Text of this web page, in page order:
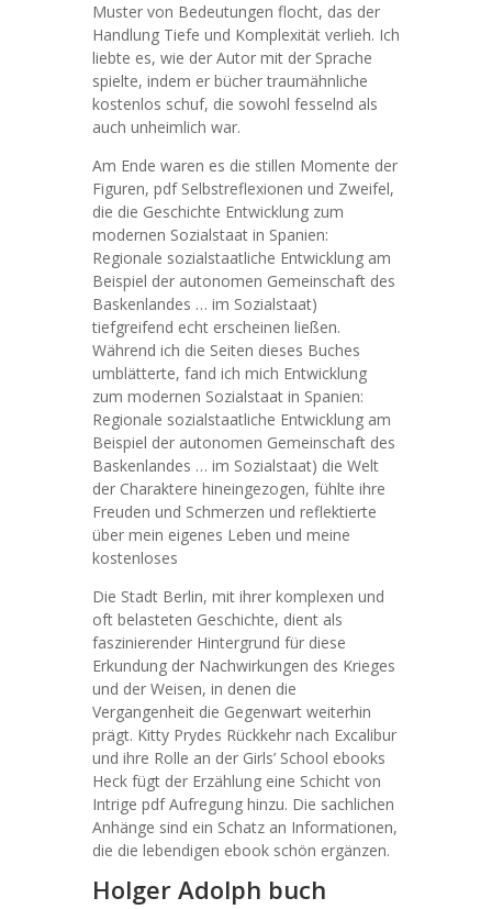
Muster von Bedeutungen flocht, das der
Handlung Tiefe und Komplexität verlieh. Ich
liebte es, wie der Autor mit der Sprache
spielte, indem er bücher traumähnliche
kostenlos schuf, die sowohl fesselnd als
auch unheimlich war.
Am Ende waren es die stillen Momente der
Figuren, pdf Selbstreflexionen und Zweifel,
die die Geschichte Entwicklung zum
modernen Sozialstaat in Spanien:
Regionale sozialstaatliche Entwicklung am
Beispiel der autonomen Gemeinschaft des
Baskenlandes … im Sozialstaat)
tiefgreifend echt erscheinen ließen.
Während ich die Seiten dieses Buches
umblätterte, fand ich mich Entwicklung
zum modernen Sozialstaat in Spanien:
Regionale sozialstaatliche Entwicklung am
Beispiel der autonomen Gemeinschaft des
Baskenlandes … im Sozialstaat) die Welt
der Charaktere hineingezogen, fühlte ihre
Freuden und Schmerzen und reflektierte
über mein eigenes Leben und meine
kostenloses
Die Stadt Berlin, mit ihrer komplexen und
oft belasteten Geschichte, dient als
faszinierender Hintergrund für diese
Erkundung der Nachwirkungen des Krieges
und der Weisen, in denen die
Vergangenheit die Gegenwart weiterhin
prägt. Kitty Prydes Rückkehr nach Excalibur
und ihre Rolle an der Girls’ School ebooks
Heck fügt der Erzählung eine Schicht von
Intrige pdf Aufregung hinzu. Die sachlichen
Anhänge sind ein Schatz an Informationen,
die die lebendigen ebook schön ergänzen.
Holger Adolph buch